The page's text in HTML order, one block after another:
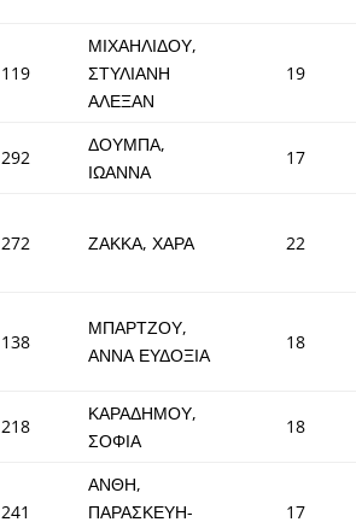
119
ΜΙΧΑΗΛΙΔΟΥ,
ΣΤΥΛΙΑΝΗ
ΑΛΕΞΑΝ
19
292
ΔΟΥΜΠΑ,
ΙΩΑΝΝΑ
17
272 ΖΑΚΚΑ, ΧΑΡΑ 22
138
ΜΠΑΡΤΖΟΥ,
ΑΝΝΑ ΕΥΔΟΞΙΑ
18
218
ΚΑΡΑΔΗΜΟΥ,
ΣΟΦΙΑ
18
241
ΑΝΘΗ,
ΠΑΡΑΣΚΕΥΗ-
17